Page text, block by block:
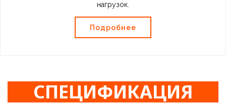
нагрузок.
Подробнее
СПЕЦИФИКАЦИЯ